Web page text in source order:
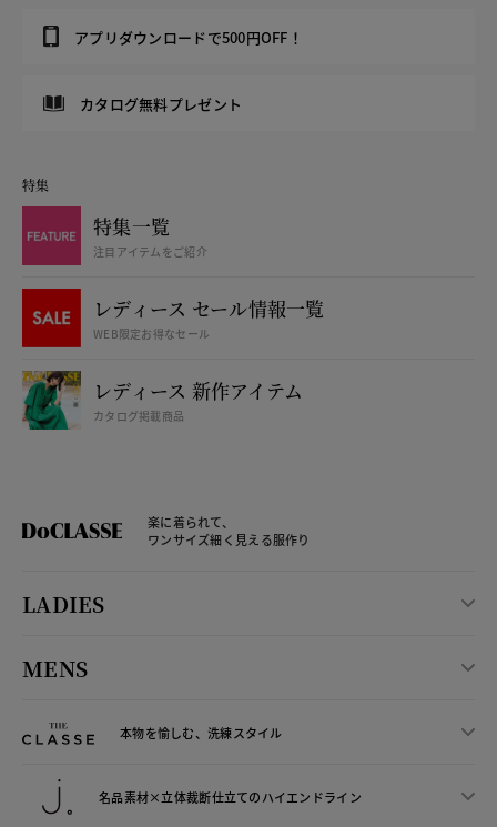
アプリダウンロードで500円OFF！
カタログ無料プレゼント
特集
特集一覧
注目アイテムをご紹介
レディース セール情報一覧
WEB限定お得なセール
レディース 新作アイテム
カタログ掲載商品
楽に着られて、
ワンサイズ細く見える服作り
LADIES
MENS
本物を愉しむ、洗練スタイル
名品素材×立体裁断仕立てのハイエンドライン